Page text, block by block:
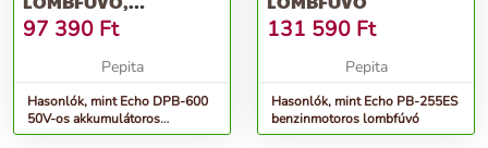
AKKUMULÁTOR
NÉLKÜL
97 390 Ft
Pepita
Hasonlók, mint Echo DPB-600
50V-os akkumulátoros
lombfúvó, akkumulátor nélkül
131 590 Ft
Pepita
Hasonlók, mint Echo PB-255ES
benzinmotoros lombfúvó